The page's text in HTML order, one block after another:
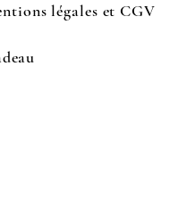
légales et CGV